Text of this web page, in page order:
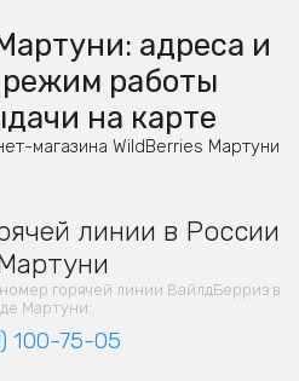
адреса и
работы
на карте
магазина WildBerries Мартуни
линии в России
горячей линии ВайлдБерриз в
Мартуни:
100-75-05